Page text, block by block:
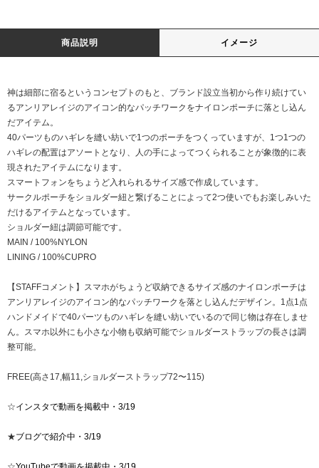
商品説明 イメージ
神は細部に宿るというコンセプトのもと、ブランド設立当初から作り続けてい
るアンリアレイジのアイコン的なパッチワークをナイロンポーチに落とし込ん
だアイテム。
40パーツものハギレを縫い紡いで1つのポーチをつくっていますが、1つ1つの
ハギレの配置はアソートとなり、人の手によってつくられることが象徴的に表
現されたアイテムになります。
スマートフォンをちょうど入れられるサイズ感で作成しています。
サークルポーチをショルダー紐と繋げることによって2つ使いでもお楽しみいた
だけるアイテムとなっています。
ショルダー紐は調節可能です。
MAIN / 100%NYLON
LINING / 100%CUPRO
【STAFFコメント】スマホがちょうど収納できるサイズ感のナイロンポーチは
アンリアレイジのアイコン的なパッチワークを落とし込んだデザイン。1点1点
ハンドメイドで40パーツものハギレを縫い紡いでいるので同じ物は存在しませ
ん。スマホ以外にも小さな小物も収納可能でショルダーストラップの長さは調
整可能。
FREE(高さ17,幅11,ショルダーストラップ72〜115)
☆インスタで動画を掲載中・3/19
★ブログで紹介中・3/19